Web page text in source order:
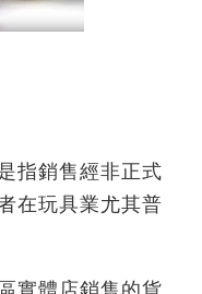
指銷售經非正式
在玩具業尤其普